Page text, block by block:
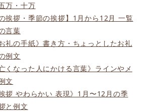
万・十万
の挨拶・季節の挨拶】1月から12月 一覧
言葉
礼の手紙》書き方・ちょっとしたお礼
例文
くなった人にかける言葉》ラインやメ
文
拶 やわらかい 表現》1月〜12月の季
と例文